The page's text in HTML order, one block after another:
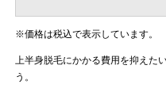
※価格は税込で表示しています。
上半身脱毛にかかる費用を抑えた
う。